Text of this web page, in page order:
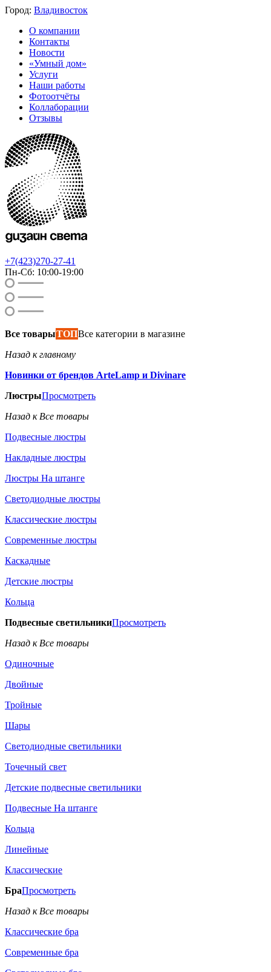
Город: Владивосток
О компании
Контакты
Новости
«Умный дом»
Услуги
Наши работы
Фотоотчёты
Коллаборации
Отзывы
+7(423)270-27-41
Пн-Сб: 10:00-19:00
Все товарыТОПВсе категории в магазине
Назад к главному
Новинки от брендов ArteLamp и Divinare
ЛюстрыПросмотреть
Назад к Все товары
Подвесные люстры
Накладные люстры
Люстры На штанге
Светодиодные люстры
Классические люстры
Современные люстры
Каскадные
Детские люстры
Кольца
Подвесные светильникиПросмотреть
Назад к Все товары
Одиночные
Двойные
Тройные
Шары
Светодиодные светильники
Точечный свет
Детские подвесные светильники
Подвесные На штанге
Кольца
Линейные
Классические
БраПросмотреть
Назад к Все товары
Классические бра
Современные бра